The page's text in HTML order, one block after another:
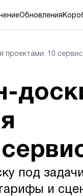
Обновления
проектами: 10
под
и